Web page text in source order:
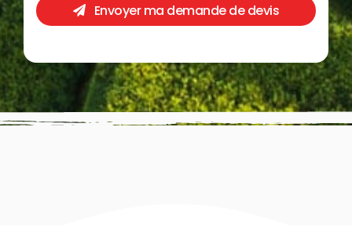
Envoyer ma demande de devis